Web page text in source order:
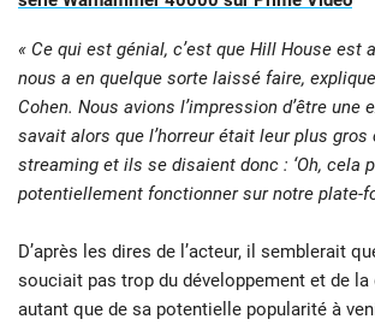
« Ce qui est génial, c’est que Hill House est
nous a en quelque sorte laissé faire,
Cohen. Nous avions l’impression d’être une
savait alors que l’horreur était leur plus
streaming et ils se disaient donc : ‘Oh, cela
potentiellement fonctionner sur notre plate-
D’après les dires de l’acteur, il semblerait
souciait pas trop du développement et de
autant que de sa potentielle popularité à